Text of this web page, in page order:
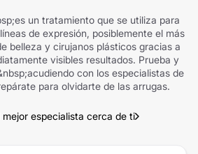
un tratamiento que se utiliza para
de expresión, posiblemente el más
belleza y cirujanos plásticos gracias a
visibles resultados. Prueba y
con los especialistas de
para olvidarte de las arrugas.
mejor especialista cerca de ti